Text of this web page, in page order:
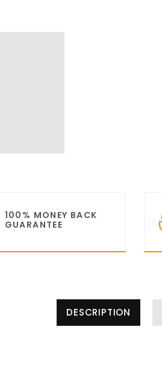
100% MONEY BACK
GUARANTEE
DESCRIPTION